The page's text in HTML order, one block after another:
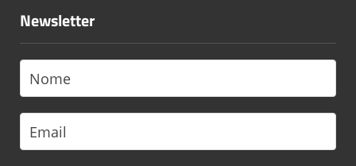
Newsletter